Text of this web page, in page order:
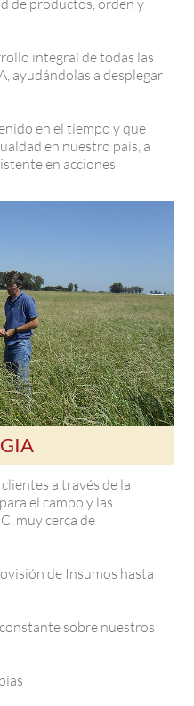
integral de todas las
ayudándolas a desplegar
en el tiempo y que
en nuestro país, a
en acciones
a través de la
el campo y las
muy cerca de
de Insumos hasta
sobre nuestros